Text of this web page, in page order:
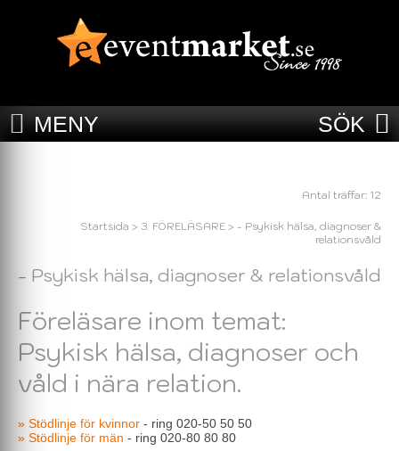
MENY SÖK
Antal träffar: 12
Startsida > 3. FÖRELÄSARE > - Psykisk hälsa, diagnoser &
relationsvåld
- Psykisk hälsa, diagnoser & relationsvåld
Föreläsare inom temat:
Psykisk hälsa, diagnoser och
våld i nära relation.
» Stödlinje för kvinnor - ring 020-50 50 50
» Stödlinje för män - ring 020-80 80 80